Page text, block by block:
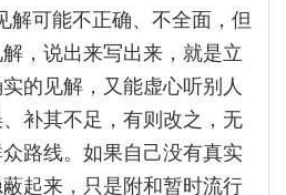
解可能不正确、不全面，但
，说出来写出来，就是立
的见解，又能虚心听别人
补其不足，有则改之，无
路线。如果自己没有真实
起来，只是附和暂时流行